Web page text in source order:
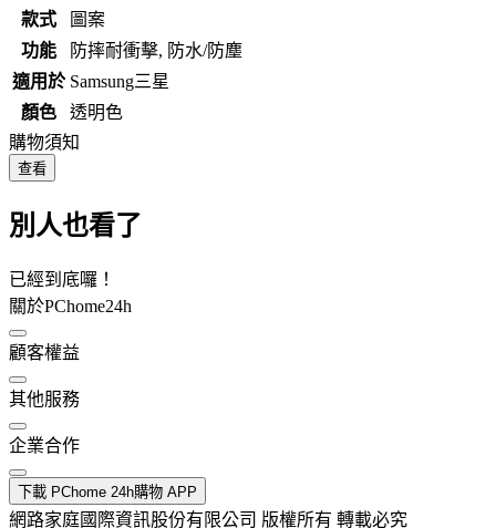
款式
圖案
功能
防摔耐衝擊, 防水/防塵
適用於 Samsung三星
顏色
透明色
購物須知
查看
別人也看了
已經到底囉！
關於PChome24h
顧客權益
其他服務
企業合作
下載 PChome 24h購物 APP
網路家庭國際資訊股份有限公司 版權所有 轉載必究